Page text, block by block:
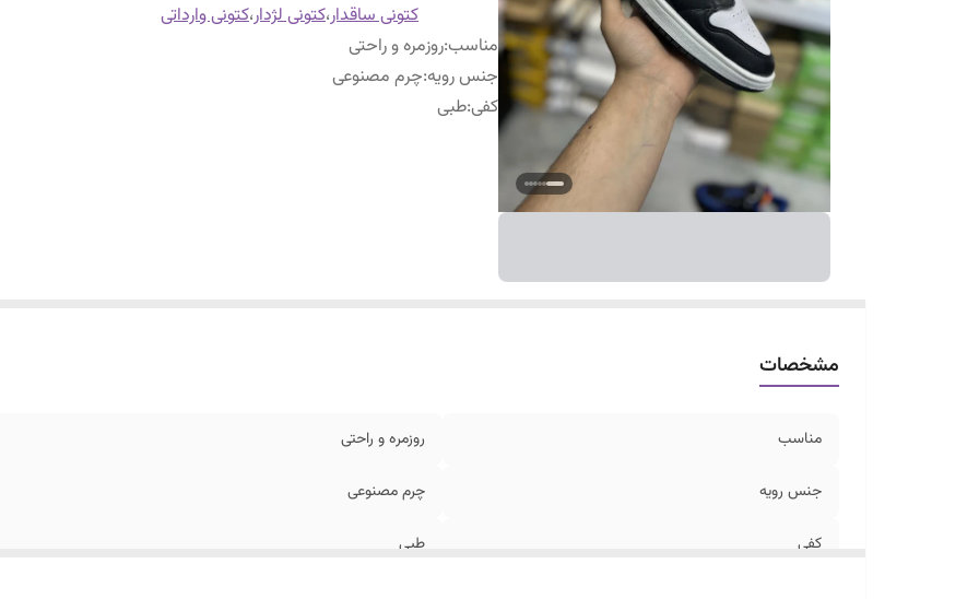
کتونی ساقدار،کتونی لژدار،کتونی وارداتی
مناسب:روزمره و راحتی
جنس رویه:چرم مصنوعی
کفی:طبی
مشخصات
مناسب روزمره و راحتی
جنس رویه چرم مصنوعی
کفی طبی